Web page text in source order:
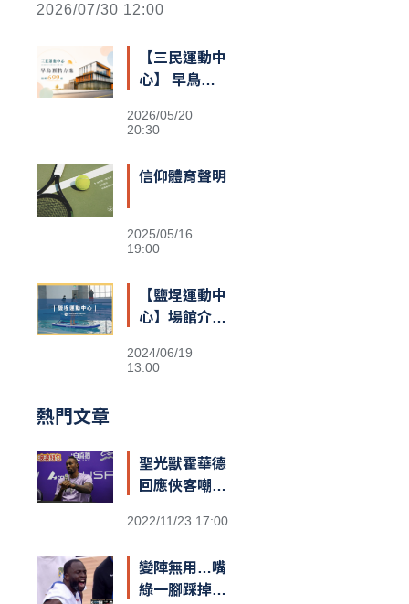
2026/07/30 12:00
【三民運動中
心】 早鳥預
2026/05/20
20:30
信仰體育聲明
2025/05/16
19:00
【鹽埕運動中
心】場館介紹
2024/06/19
13:00
熱門文章
聖光獸霍華德
回應俠客嘲諷
仇恨！我擁有
隊友，台灣給
我一對翅膀」
2022/11/23 17:00
變陣無用…嘴
綠一腳踩掉勇